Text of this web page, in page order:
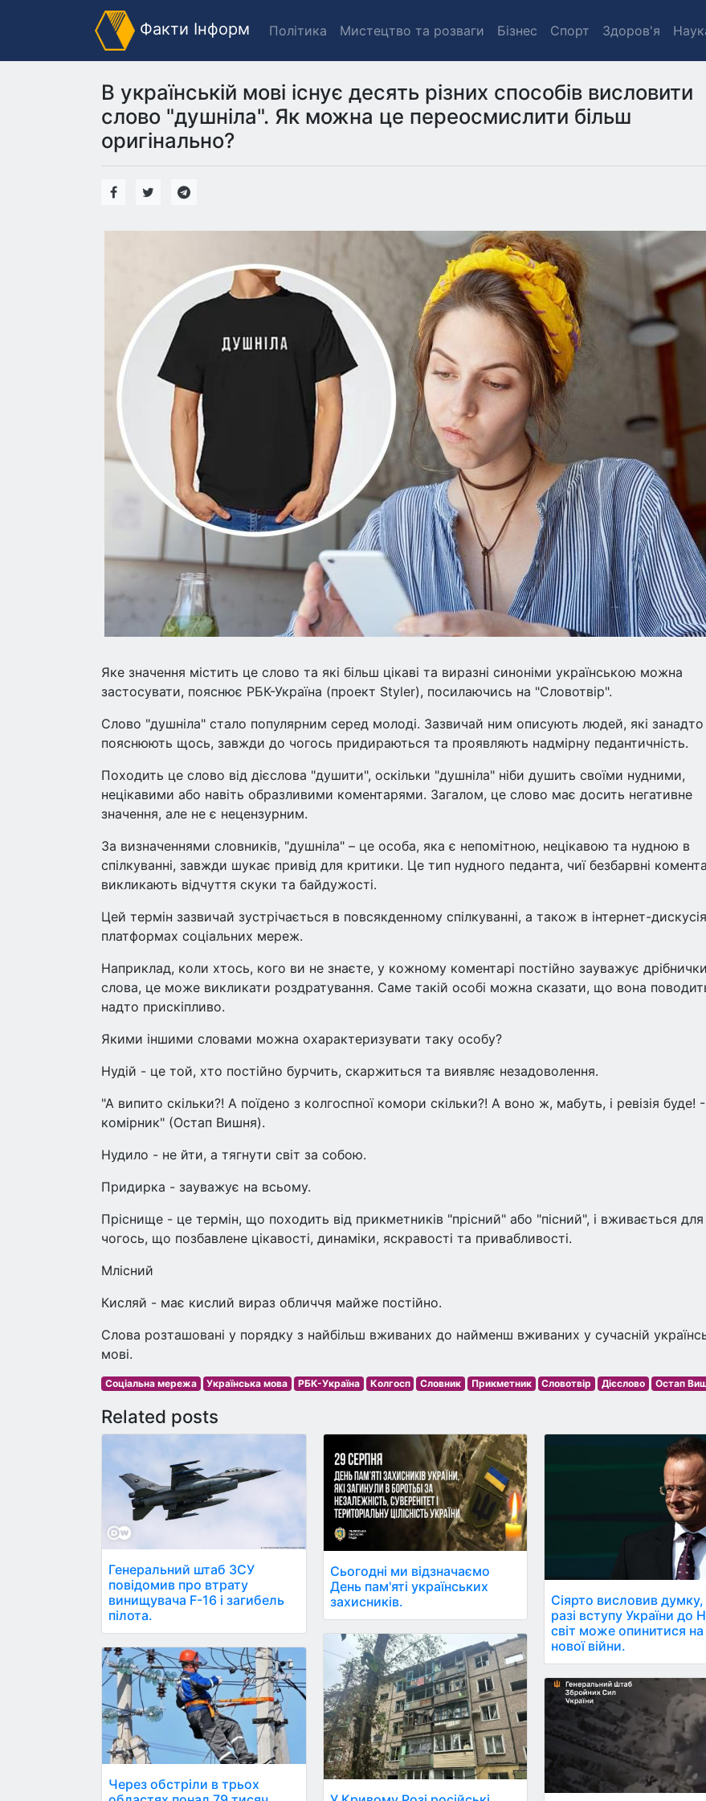
Факти Інформ Політика Мистецтво та розваги Бізнес Спорт Здоров'я
В українській мові існує десять різних способів висловити
слово "душніла". Як можна це переосмислити більш
оригінально?
Яке значення містить це слово та які більш цікаві та виразні синоніми українською можна
застосувати, пояснює РБК-Україна (проект Styler), посилаючись на "Словотвір".
Слово "душніла" стало популярним серед молоді. Зазвичай ним описують людей, які занадто
пояснюють щось, завжди до чогось придираються та проявляють надмірну педантичність.
Походить це слово від дієслова "душити", оскільки "душніла" ніби душить своїми нудними,
нецікавими або навіть образливими коментарями. Загалом, це слово має досить негативне
значення, але не є нецензурним.
За визначеннями словників, "душніла" – це особа, яка є непомітною, нецікавою та нудною в
спілкуванні, завжди шукає привід для критики. Це тип нудного педанта, чиї безбарвні
викликають відчуття скуки та байдужості.
Цей термін зазвичай зустрічається в повсякденному спілкуванні, а також в інтернет-
платформах соціальних мереж.
Наприклад, коли хтось, кого ви не знаєте, у кожному коментарі постійно зауважує
слова, це може викликати роздратування. Саме такій особі можна сказати, що вона
надто прискіпливо.
Якими іншими словами можна охарактеризувати таку особу?
Нудій - це той, хто постійно бурчить, скаржиться та виявляє незадоволення.
"А випито скільки?! А поїдено з колгоспної комори скільки?! А воно ж, мабуть, і ревізія буде!
комірник" (Остап Вишня).
Нудило - не йти, а тягнути світ за собою.
Придирка - зауважує на всьому.
Пріснище - це термін, що походить від прикметників "прісний" або "пісний", і вживається
чогось, що позбавлене цікавості, динаміки, яскравості та привабливості.
Млісний
Кисляй - має кислий вираз обличчя майже постійно.
Слова розташовані у порядку з найбільш вживаних до найменш вживаних у сучасній
мові.
Соціальна мережа Українська мова РБК-Україна Колгосп Словник Прикметник Словотвір Дієслово Остап
Related posts
Генеральний штаб ЗСУ
повідомив про втрату
винищувача F-16 і загибель
пілота.
Через обстріли в трьох
Сьогодні ми відзначаємо
День пам'яті українських
захисників.
Сіярто висловив
разі вступу України до
світ може опинитися
нової війни.